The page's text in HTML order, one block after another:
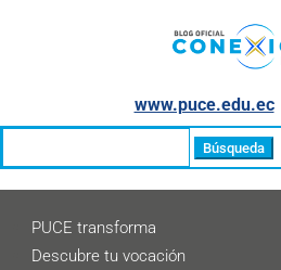
www.puce.edu.ec│
PUCE transforma
Descubre tu vocación